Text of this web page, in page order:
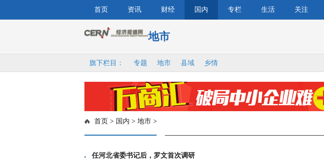
首页 资讯 财经 国内 专栏 生活 关注
地市
旗下栏目： 专题 地市 县域 乡情
首页 > 国内 > 地市 >
任河北省委书记后，罗文首次调研